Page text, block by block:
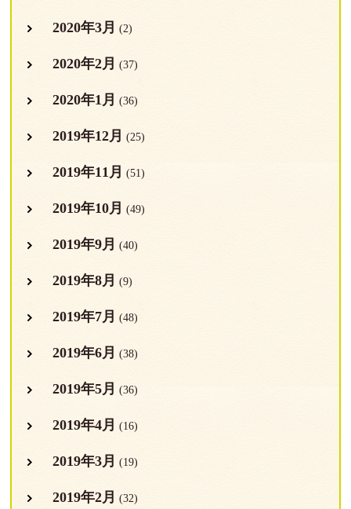
2020年3月 (2)
2020年2月 (37)
2020年1月 (36)
2019年12月 (25)
2019年11月 (51)
2019年10月 (49)
2019年9月 (40)
2019年8月 (9)
2019年7月 (48)
2019年6月 (38)
2019年5月 (36)
2019年4月 (16)
2019年3月 (19)
2019年2月 (32)